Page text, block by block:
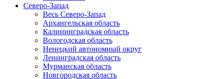
Северо-Запад
Весь Северо-Запад
Архангельская область
Калининградская область
Вологодская область
Ненецкий автономный округ
Ленинградская область
Мурманская область
Новгородская область